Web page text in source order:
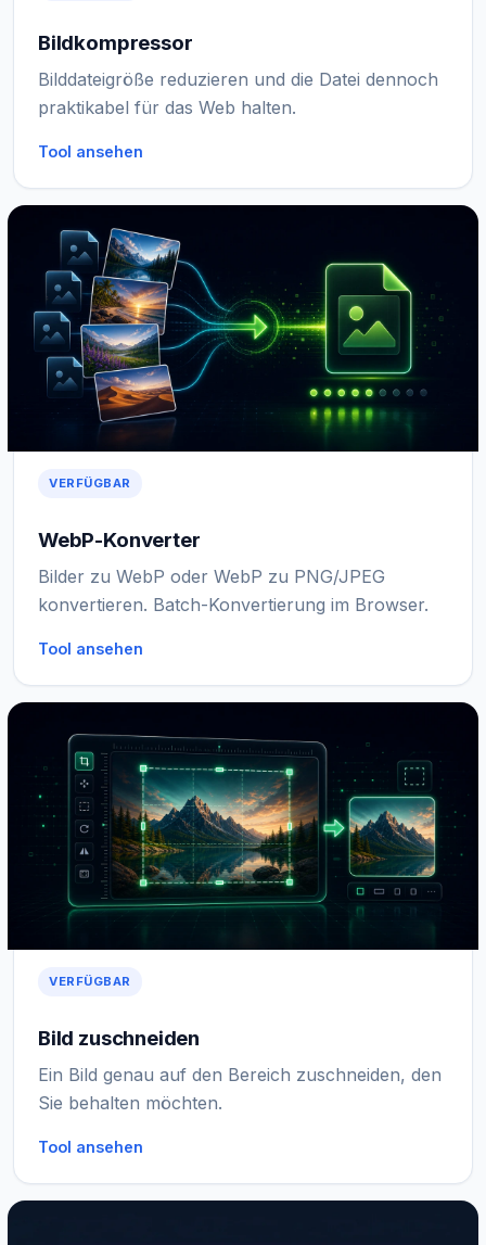
Bildkompressor
Bilddateigröße reduzieren und die Datei dennoch
praktikabel für das Web halten.
Tool ansehen
VERFÜGBAR
WebP-Konverter
Bilder zu WebP oder WebP zu PNG/JPEG
konvertieren. Batch-Konvertierung im Browser.
Tool ansehen
VERFÜGBAR
Bild zuschneiden
Ein Bild genau auf den Bereich zuschneiden, den
Sie behalten möchten.
Tool ansehen